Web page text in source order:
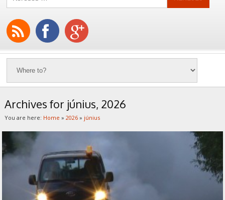
Archives for június, 2026
You are here: Home » 2026» június